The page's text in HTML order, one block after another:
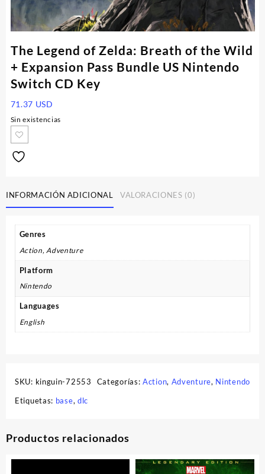
The Legend of Zelda: Breath of the Wild
+ Expansion Pass Bundle US Nintendo
Switch CD Key
71.37 USD
Sin existencias
INFORMACIÓN ADICIONAL VALORACIONES (0)
Genres
Action, Adventure
Platform
Nintendo
Languages
English
SKU: kinguin-72553 Categorías:Action, Adventure, Nintendo
Etiquetas: base, dlc
Productos relacionados